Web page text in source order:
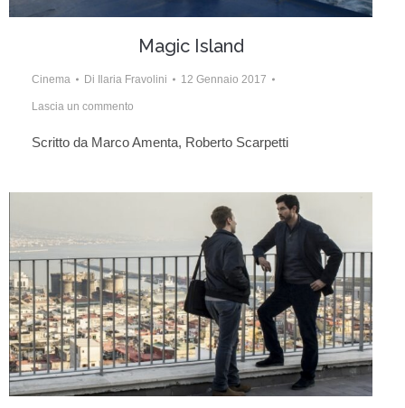
Magic Island
Cinema Di Ilaria Fravolini 12 Gennaio 2017
Lascia un commento
Scritto da Marco Amenta, Roberto Scarpetti